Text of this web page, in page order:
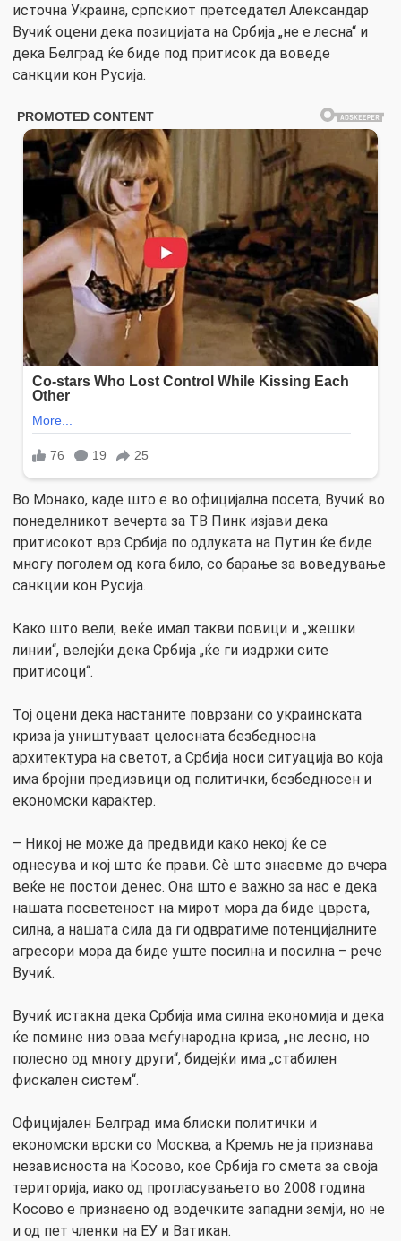
источна Украина, српскиот претседател Александар
Вучиќ оцени дека позицијата на Србија „не е лесна“ и
дека Белград ќе биде под притисок да воведе
санкции кон Русија.
Во Монако, каде што е во официјална посета, Вучиќ во
понеделникот вечерта за ТВ Пинк изјави дека
притисокот врз Србија по одлуката на Путин ќе биде
многу поголем од кога било, со барање за воведување
санкции кон Русија.
Како што вели, веќе имал такви повици и „жешки
линии“, велејќи дека Србија „ќе ги издржи сите
притисоци“.
Тој оцени дека настаните поврзани со украинската
криза ја уништуваат целосната безбедносна
архитектура на светот, а Србија носи ситуација во која
има бројни предизвици од политички, безбедносен и
економски карактер.
– Никој не може да предвиди како некој ќе се
однесува и кој што ќе прави. Сè што знаевме до вчера
веќе не постои денес. Она што е важно за нас е дека
нашата посветеност на мирот мора да биде цврста,
силна, а нашата сила да ги одвратиме потенцијалните
агресори мора да биде уште посилна и посилна – рече
Вучиќ.
Вучиќ истакна дека Србија има силна економија и дека
ќе помине низ оваа меѓународна криза, „не лесно, но
полесно од многу други“, бидејќи има „стабилен
фискален систем“.
Официјален Белград има блиски политички и
економски врски со Москва, а Кремљ не ја признава
независноста на Косово, кое Србија го смета за своја
територија, иако од прогласувањето во 2008 година
Косово е признаено од водечките западни земји, но не
и од пет членки на ЕУ и Ватикан.